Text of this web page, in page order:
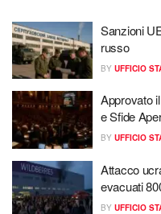
Sanzioni
russo
BY UFFICIO
Approvato
e Sfide
BY UFFICIO
Attacco
evacuati
BY UFFICIO